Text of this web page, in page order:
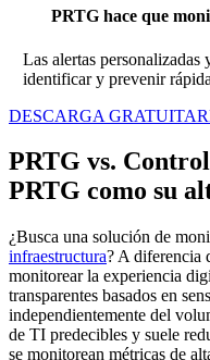
PRTG hace que
Las alertas
identificar y prevenir
DESCARGA GRATUITA
PRTG vs.
PRTG como su
¿Busca una solución de
infraestructura? A diferencia
monitorear la experiencia
transparentes basados en
independientemente del
de TI predecibles y suele
se monitorean métricas de